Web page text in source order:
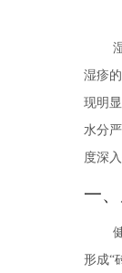
湿疹
现明
水分
度深入
一
形成“